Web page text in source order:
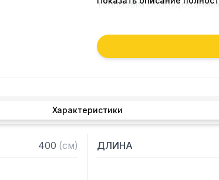
тепловым
Кроме того, зонт
которые в противном
утвари. Поэтому это
и защищает сотрудников
— Бескаркасный
Характеристики
400 (см) ДЛИНА